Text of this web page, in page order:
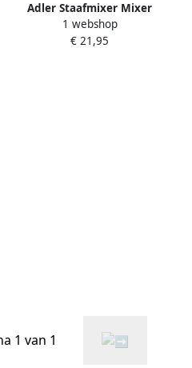
Adler Staafmixer Mixer
300W Wit Mixer handmixer
Staafmixers
1 webshop
€ 21,95
1 van 1